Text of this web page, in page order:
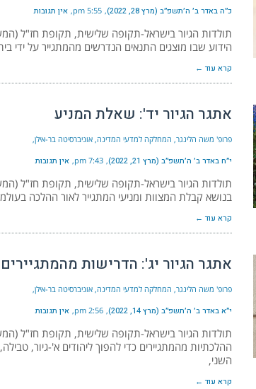
כ״ה באדר ב׳ ה׳תשפ״ב (מרץ 28, 2022) 5:55 pm אין תגובות
תולדות הגיור בישראל-תקופה שלישית, תקופת חז"ל
הידוע שבו מוצגים התנאים הנדרשים מהמתגייר על ידי
קרא עוד ←
אתגר הגיור יד': שאלת המניע
פרופ' משה הלינגר, המחלקה למדעי המדינה, אוניברסיטה בר-אילן
י״ח באדר ב׳ ה׳תשפ״ב (מרץ 21, 2022) 7:43 pm אין תגובות
תולדות הגיור בישראל-תקופה שלישית, תקופת חז"ל
בנושא קבלת המצוות ומניעי המתגייר לאור ההלכה
קרא עוד ←
אתגר הגיור יג': הדרישות מהמתגיירים
פרופ' משה הלינגר, המחלקה למדעי המדינה, אוניברסיטה בר-אילן
י״א באדר ב׳ ה׳תשפ״ב (מרץ 14, 2022) 2:56 pm אין תגובות
תולדות הגיור בישראל-תקופה שלישית, תקופת חז"ל
ההלכתיות מהמתגיירים כדי להפוך ליהודים א'-גיור,
השני,
קרא עוד ←